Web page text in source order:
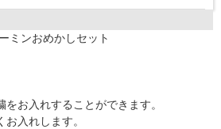
ミンおめかしセット
お入れすることができます。
入れします。